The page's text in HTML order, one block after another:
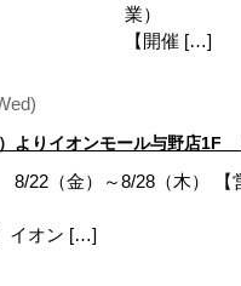
【開催 […]
よりイオンモール与野店
22（金）～8/28（木） 【
イオン […]